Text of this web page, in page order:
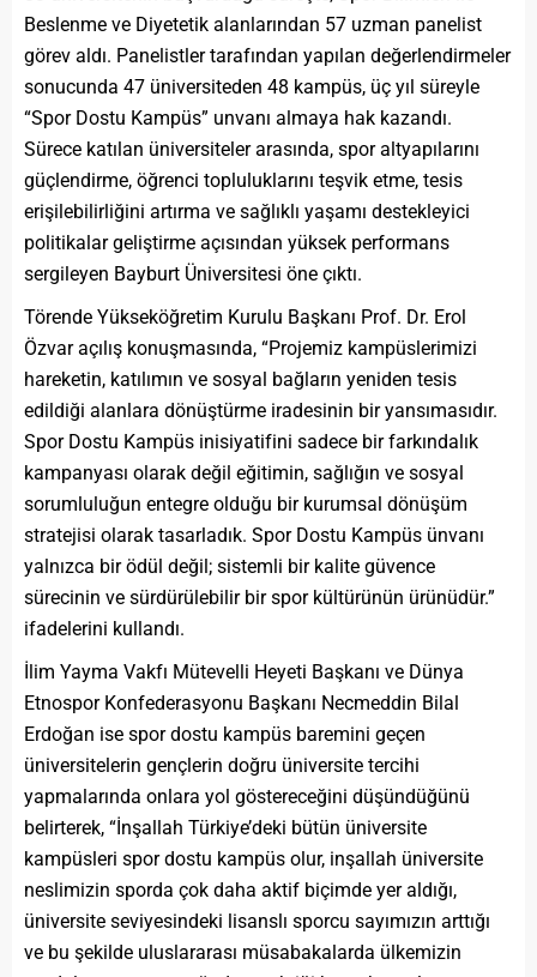
Beslenme ve Diyetetik alanlarından 57 uzman panelist
görev aldı. Panelistler tarafından yapılan değerlendirmeler
sonucunda 47 üniversiteden 48 kampüs, üç yıl süreyle
“Spor Dostu Kampüs” unvanı almaya hak kazandı.
Sürece katılan üniversiteler arasında, spor altyapılarını
güçlendirme, öğrenci topluluklarını teşvik etme, tesis
erişilebilirliğini artırma ve sağlıklı yaşamı destekleyici
politikalar geliştirme açısından yüksek performans
sergileyen Bayburt Üniversitesi öne çıktı.
Törende Yükseköğretim Kurulu Başkanı Prof. Dr. Erol
Özvar açılış konuşmasında, “Projemiz kampüslerimizi
hareketin, katılımın ve sosyal bağların yeniden tesis
edildiği alanlara dönüştürme iradesinin bir yansımasıdır.
Spor Dostu Kampüs inisiyatifini sadece bir farkındalık
kampanyası olarak değil eğitimin, sağlığın ve sosyal
sorumluluğun entegre olduğu bir kurumsal dönüşüm
stratejisi olarak tasarladık. Spor Dostu Kampüs ünvanı
yalnızca bir ödül değil; sistemli bir kalite güvence
sürecinin ve sürdürülebilir bir spor kültürünün ürünüdür.”
ifadelerini kullandı.
İlim Yayma Vakfı Mütevelli Heyeti Başkanı ve Dünya
Etnospor Konfederasyonu Başkanı Necmeddin Bilal
Erdoğan ise spor dostu kampüs baremini geçen
üniversitelerin gençlerin doğru üniversite tercihi
yapmalarında onlara yol göstereceğini düşündüğünü
belirterek, “İnşallah Türkiye’deki bütün üniversite
kampüsleri spor dostu kampüs olur, inşallah üniversite
neslimizin sporda çok daha aktif biçimde yer aldığı,
üniversite seviyesindeki lisanslı sporcu sayımızın arttığı
ve bu şekilde uluslararası müsabakalarda ülkemizin